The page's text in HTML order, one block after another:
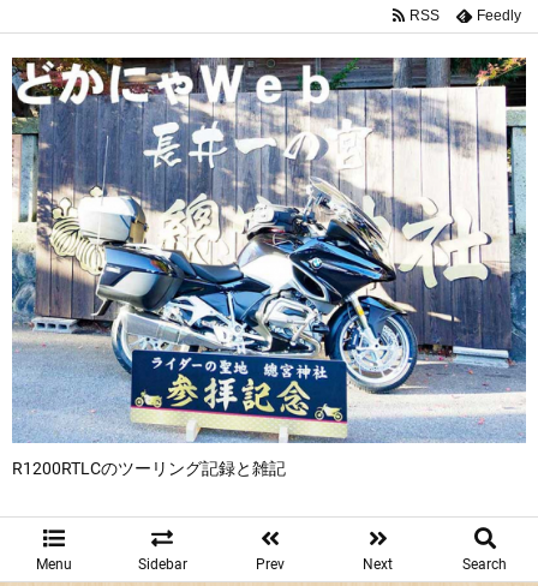
R1200RTLCのツーリング記録と雑記
Menu Sidebar Prev Next Search
RSS Feedly